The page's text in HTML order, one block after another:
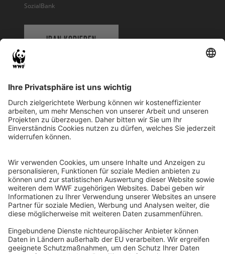
SozialBank
IBAN KOPIEREN
WWF Deutschland
Reinhardtstr. 18
10117 Berlin
Ihre Spende kann steuerlich geltend gemacht werden
Registriert als Stiftung WWF Deutschland, Senatsverwaltung für
Justiz Berlin, Az: 3416/976/2
Umsatzsteuer-Identifikationsnummer: DE 114236103
Freistellungsbescheid: Als gemeinnützige Körperschaft befreit
von der Körperschaftssteuer gem. §5 I 9 KStg. unter der